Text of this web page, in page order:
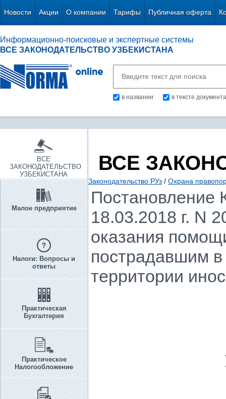
Новости Акции О компании Тарифы Публичная оферта
Информационно-поисковые и экспертные системы
ВСЕ ЗАКОНОДАТЕЛЬСТВО УЗБЕКИСТАНА
в названии в тексте документа
ВСЕ
ЗАКОНОДАТЕЛЬСТВО
УЗБЕКИСТАНА
Малое предприятие
Налоги: Вопросы и
ответы
Практическая
Бухгалтерия
Практическое
Налогообложение
ВСЕ
Законодательство РУз / Охрана
Постановление
18.03.2018 г. N
оказания
пострадавшим в
территории